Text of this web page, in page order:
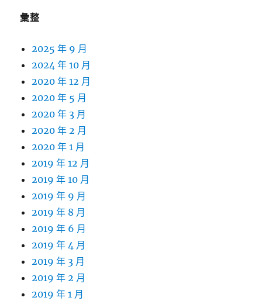
彙整
2025 年 9 月
2024 年 10 月
2020 年 12 月
2020 年 5 月
2020 年 3 月
2020 年 2 月
2020 年 1 月
2019 年 12 月
2019 年 10 月
2019 年 9 月
2019 年 8 月
2019 年 6 月
2019 年 4 月
2019 年 3 月
2019 年 2 月
2019 年 1 月